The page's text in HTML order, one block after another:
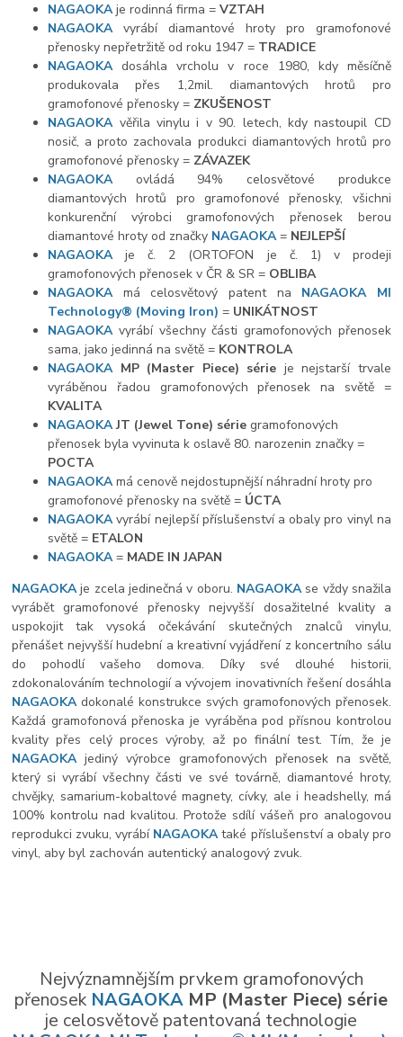
NAGAOKAje rodinná firma =VZTAH
NAGAOKAvyrábí diamantové hroty pro gramofonové
přenosky nepřetržitě od roku 1947 = TRADICE
NAGAOKAdosáhla vrcholu v roce 1980, kdy měsíčně
produkovala přes 1,2mil. diamantových hrotů pro
gramofonové přenosky = ZKUŠENOST
NAGAOKAvěřila vinylu i v 90. letech, kdy nastoupil CD
nosič, a proto zachovala produkci diamantových hrotů pro
gramofonové přenosky = ZÁVAZEK
NAGAOKAovládá 94% celosvětové produkce
diamantových hrotů pro gramofonové přenosky, všichni
konkurenční výrobci gramofonových přenosek berou
diamantové hroty od značky NAGAOKA= NEJLEPŠÍ
NAGAOKAje č. 2 (ORTOFON je č. 1) v prodeji
gramofonových přenosek v ČR & SR = OBLIBA
NAGAOKAmá celosvětový patent na NAGAOKA MI
Technology® (Moving Iron) = UNIKÁTNOST
NAGAOKAvyrábí všechny části gramofonových přenosek
sama, jako jedinná na světě = KONTROLA
NAGAOKAMP (Master Piece) série je nejstarší trvale
vyráběnou řadou gramofonových přenosek na světě =
KVALITA
NAGAOKAJT (Jewel Tone) série gramofonových
přenosek byla vyvinuta k oslavě 80. narozenin značky =
POCTA
NAGAOKAmá cenově nejdostupnější náhradní hroty pro
gramofonové přenosky na světě = ÚCTA
NAGAOKAvyrábí nejlepší příslušenství a obaly pro vinyl na
světě = ETALON
NAGAOKA= MADE IN JAPAN
NAGAOKAje zcela jedinečná v oboru. NAGAOKAse vždy snažila
vyrábět gramofonové přenosky nejvyšší dosažitelné kvality a
uspokojit tak vysoká očekávání skutečných znalců vinylu,
přenášet nejvyšší hudební a kreativní vyjádření z koncertního sálu
do pohodlí vašeho domova. Díky své dlouhé historii,
zdokonalováním technologií a vývojem inovativních řešení dosáhla
NAGAOKAdokonalé konstrukce svých gramofonových přenosek.
Každá gramofonová přenoska je vyráběna pod přísnou kontrolou
kvality přes celý proces výroby, až po finální test. Tím, že je
NAGAOKAjediný výrobce gramofonových přenosek na světě,
který si vyrábí všechny části ve své továrně, diamantové hroty,
chvějky, samarium-kobaltové magnety, cívky, ale i headshelly, má
100% kontrolu nad kvalitou. Protože sdílí vášeň pro analogovou
reprodukci zvuku, vyrábí NAGAOKAtaké příslušenství a obaly pro
vinyl, aby byl zachován autentický analogový zvuk.
Nejvýznamnějším prvkem gramofonových
přenosek NAGAOKA MP (Master Piece) série
je celosvětově patentovaná technologie